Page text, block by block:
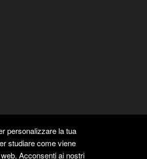
personalizzare la tua
studiare come viene
Acconsenti ai nostri